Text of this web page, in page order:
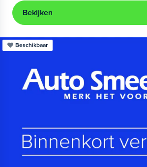
Bekijken
Beschikbaar